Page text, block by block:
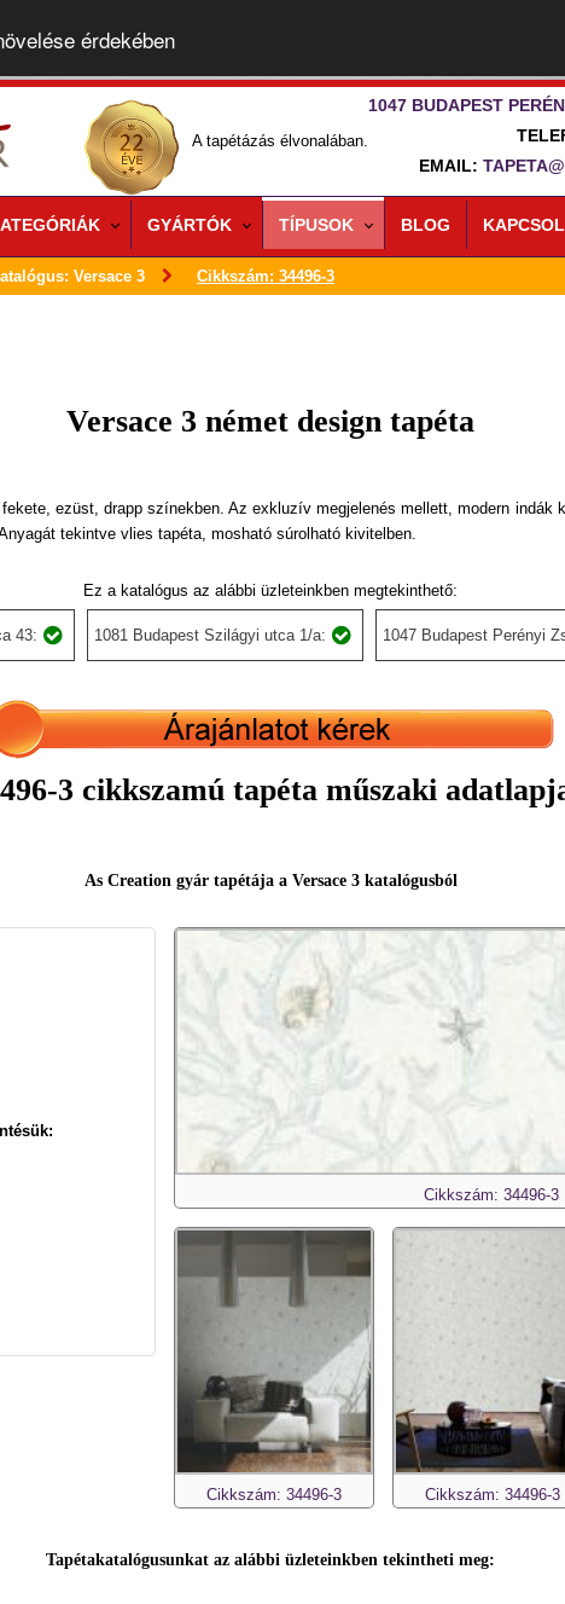
érdekében
A tapétázás élvonalában.
1047 BUDAPEST
EMAIL:
GYÁRTÓK TÍPUSOK BLOG
Versace 3 Cikkszám: 34496-3
Versace 3 német design tapéta
ezüst, drapp színekben. Az exkluzív megjelenés mellett, modern indák
tekintve vlies tapéta, mosható súrolható kivitelben.
Ez a katalógus az alábbi üzleteinkben megtekinthető:
43: 1081 Budapest Szilágyi utca 1/a: 1047 Budapest Perényi
3 cikkszamú tapéta műszaki
As Creation gyár tapétája a Versace 3 katalógusból
Cikkszám: 34496-3
Cikkszám: 34496-3 Cikkszám: 34496-3
Tapétakatalógusunkat az alábbi üzleteinkben tekintheti meg: